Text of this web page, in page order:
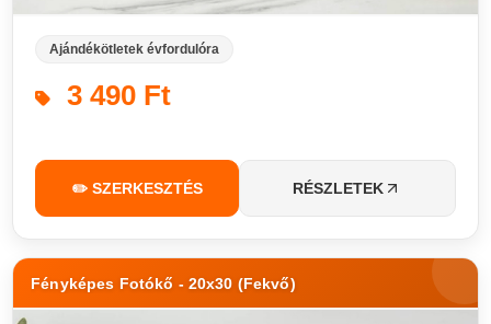
Ajándékötletek évfordulóra
3 490 Ft
✏️ SZERKESZTÉS RÉSZLETEK
Fényképes Fotókő - 20x30 (Fekvő)